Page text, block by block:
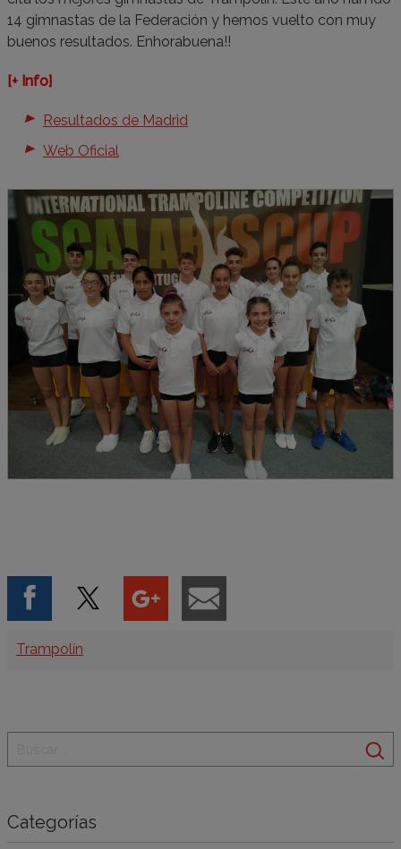
14 gimnastas de la Federación y hemos vuelto con muy
buenos resultados. Enhorabuena!!
[+ Info]
Resultados de Madrid
Web Oficial
Categorías
Trampolín
Categorías